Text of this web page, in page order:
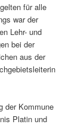
für alle
war der
Lehr- und
bei der
aus der
der Kommune
Platin und